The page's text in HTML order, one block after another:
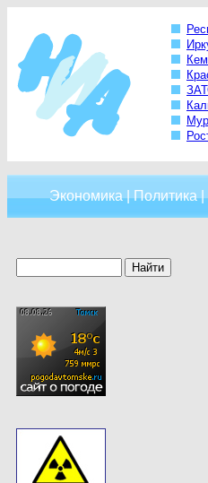
Экономика|Политика|